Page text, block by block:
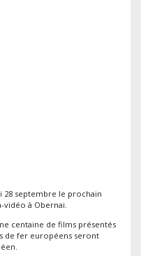
28 septembre le prochain
à Obernai.
centaine de films présentés
de fer européens seront